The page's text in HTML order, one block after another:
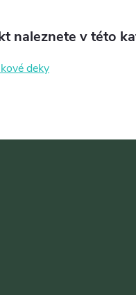
naleznete v této
deky